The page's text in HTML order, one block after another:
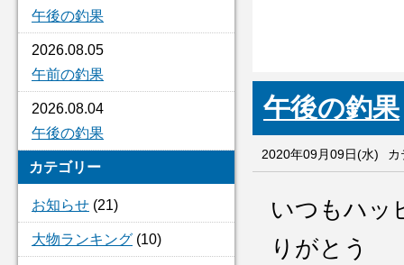
午後の釣果
2026.08.05
午前の釣果
2026.08.04
午後の釣果
カテゴリー
お知らせ (21)
大物ランキング (10)
午後の釣果
2020年09月09日(水) カ
いつもハッ
りがとう